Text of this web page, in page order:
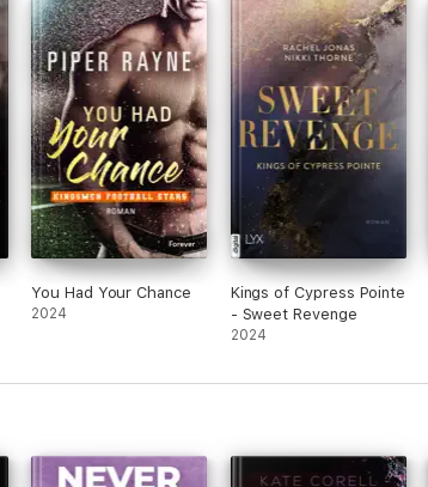
You Had Your Chance
2024
Kings of Cypress Pointe
- Sweet Revenge
2024